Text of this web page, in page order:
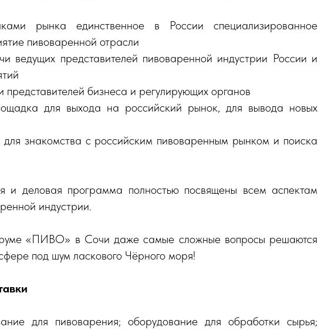
рынка единственное в России специализированное
пивоваренной отрасли
ведущих представителей пивоваренной индустрии России и
представителей бизнеса и регулирующих органов
для выхода на российский рынок, для вывода новых
знакомства с российским пивоваренным рынком и поиска
и деловая программа полностью посвящены всем аспектам
индустрии.
«ПИВО» в Сочи даже самые сложные вопросы решаются
под шум ласкового Чёрного моря!
для пивоварения; оборудование для обработки сырья;